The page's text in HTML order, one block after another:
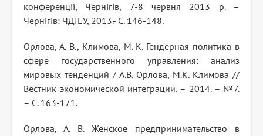
конференції, Чернігів, 7-8 червня 2013 р. –
Чернігів: ЧДІЕУ, 2013.- С. 146-148.
Орлова, А. В., Климова, М. К. Гендерная политика в
сфере государственного управления: анализ
мировых тенденций / А.В. Орлова, М.К. Климова //
Вестник экономической интеграции. – 2014. – №7.
– С. 163-171.
Орлова, А. В. Женское предпринимательство в